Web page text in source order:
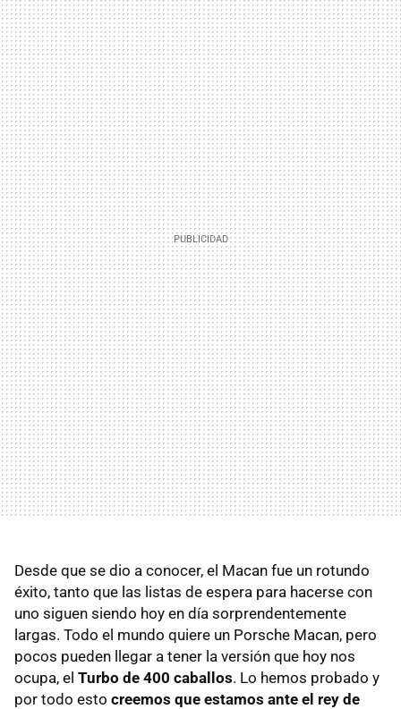
Desde que se dio a conocer, el Macan fue un rotundo
éxito, tanto que las listas de espera para hacerse con
uno siguen siendo hoy en día sorprendentemente
largas. Todo el mundo quiere un Porsche Macan, pero
pocos pueden llegar a tener la versión que hoy nos
ocupa, el Turbo de 400 caballos. Lo hemos probado y
por todo esto creemos que estamos ante el rey de